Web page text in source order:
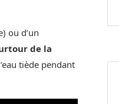
ou d’un
de la
tiède pendant